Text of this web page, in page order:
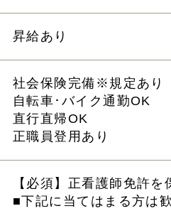
昇給あり
社会保険完備※規定あり
自転車･バイク通勤OK
直行直帰OK
正職員登用あり
【必須】正看護師免許
■下記に当てはまる方は歓